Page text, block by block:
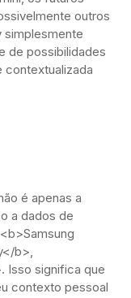
outros
simplesmente
de possibilidades
contextualizada
é apenas a
a dados de
b>,
Isso significa que
contexto pessoal